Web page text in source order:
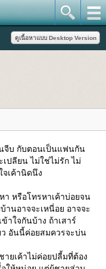
จีบ กับตอนเป็นแฟนกัน
ปลียน ไม่ใช่ไม่รัก ไม่
เค้านิดนึง
า หรือโทรหาเค้าบ่อยจน
านอาจจะเหนี่อย อาจจะ
าใจกันบ้าง ถ้าเสาร์
ว อันนี้ค่อยสมควรจะบ่น
ายเค้าไม่ค่อยปลี้มที่ต้อง